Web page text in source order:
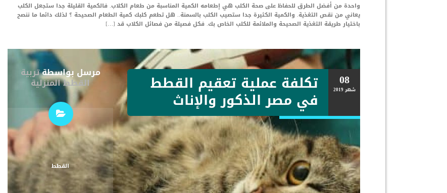
واحدة من أفضل الطرق للحفاظ على صحة الكلب هي إطعامه الكمية المناسبة من طعام الكلاب. فالكمية القليلة جدا ستجعل الكلب
يعاني من نقص التغذية. والكمية الكثيرة جدا ستصيب الكلب بالسمنة.. هل تطعم كلبك كمية الطعام الصحيحة ؟ لذلك دائما ما ننصح
باختيار طريقة التغذية الصحيحة والملائمة للكلب الخاص بك. فكل فصيلة من فصائل الكلاب قد […]
08
شهر2019 تكلفة عملية تعقيم القطط
في مصر الذكور والإناث
مرسل بواسطةتربية
القطط المنزلية
القطط